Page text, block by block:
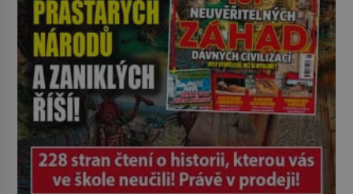
používají chirurgové dodnes. Úplně
první […]